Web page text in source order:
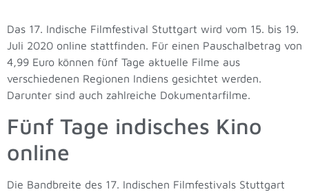
Das 17. Indische Filmfestival Stuttgart wird vom 15. bis 19.
Juli 2020 online stattfinden. Für einen Pauschalbetrag von
4,99 Euro können fünf Tage aktuelle Filme aus
verschiedenen Regionen Indiens gesichtet werden.
Darunter sind auch zahlreiche Dokumentarfilme.
Fünf Tage indisches Kino
online
Die Bandbreite des 17. Indischen Filmfestivals Stuttgart